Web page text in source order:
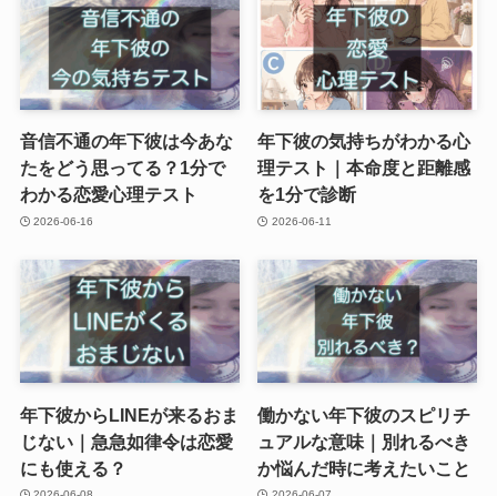
音信不通の年下彼は今あな
たをどう思ってる？1分で
わかる恋愛心理テスト
2026-06-16
年下彼の気持ちがわかる心
理テスト｜本命度と距離感
を1分で診断
2026-06-11
年下彼からLINEが来るおま
じない｜急急如律令は恋愛
にも使える？
働かない年下彼のスピリチ
ュアルな意味｜別れるべき
か悩んだ時に考えたいこと